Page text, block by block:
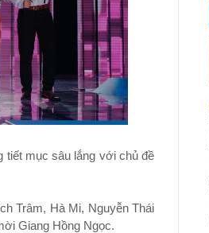
tiết mục sâu lắng với chủ đề
Trâm, Hà Mi, Nguyễn Thái
Giang Hồng Ngọc.